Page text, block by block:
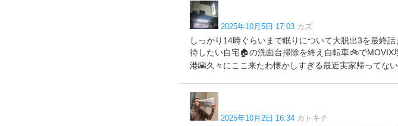
2025年10月5日 17:03 カズ
しっかり14時ぐらいまで眠りについて大脱出3を最終
待したい自宅🏠の洗面台掃除を終え自転車🚲で
港🌇久々にここ来たわ懐かしすぎる最近実家帰ってな
2025年10月2日 16:34 カトキチ